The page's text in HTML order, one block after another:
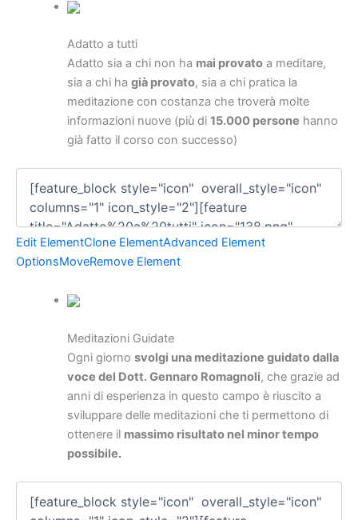
Adatto a tutti
Adatto sia a chi non ha mai provatoa meditare,
sia a chi ha già provato, sia a chi pratica la
meditazione con costanza che troverà molte
informazioni nuove (più di 15.000 persone hanno
già fatto il corso con successo)
Edit ElementClone ElementAdvanced Element
OptionsMoveRemove Element
Meditazioni Guidate
Ogni giorno svolgi una meditazione guidato dalla
voce del Dott. Gennaro Romagnoli, che grazie ad
anni di esperienza in questo campo è riuscito a
sviluppare delle meditazioni che ti permettono di
ottenere il massimo risultato nel minor tempo
possibile.